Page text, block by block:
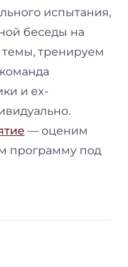
испытания,
беседы на
тренируем
и ex-
— оценим
программу под